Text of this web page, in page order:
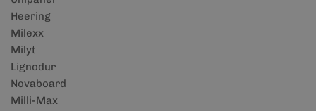
Heering
Milexx
Milyt
Lignodur
Novaboard
Milli-Max